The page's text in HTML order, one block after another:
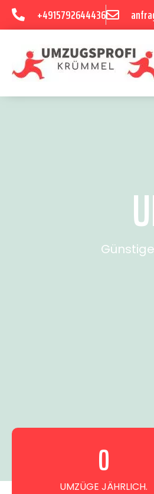
+4915792644436
UMZÜGE JÄHRLICH.
0